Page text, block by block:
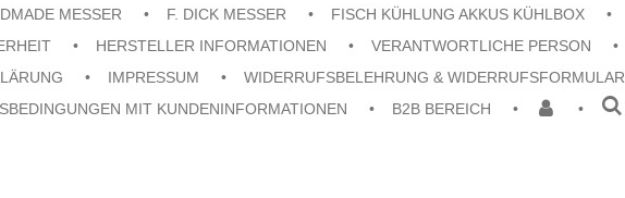
MESSER F. DICK MESSER FISCH KÜHLUNG AKKUS KÜHLBOX
HERSTELLER INFORMATIONEN VERANTWORTLICHE PERSON
IMPRESSUM
WIDERRUFSBELEHRUNG & WIDERRUFSFORMULAR
MIT KUNDENINFORMATIONEN
B2B BEREICH